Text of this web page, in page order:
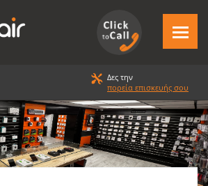
Δες την
πορεία επισκευής σου